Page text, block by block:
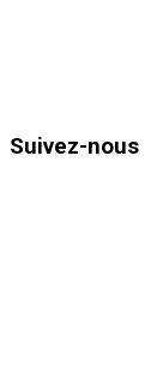
Suivez-nous